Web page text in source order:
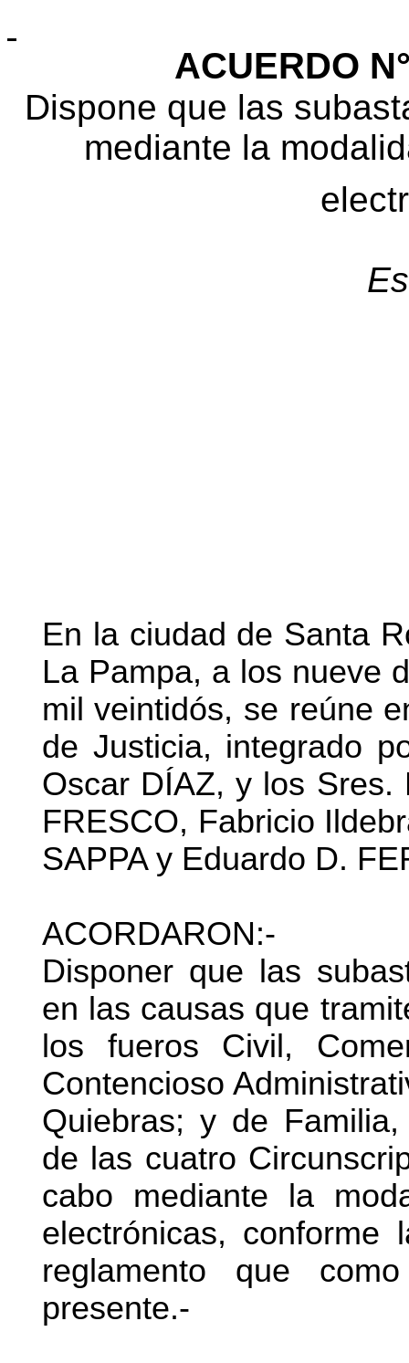
ACUERDO
Dispone que las
mediante la
En la ciudad de Santa
La Pampa, a los nueve
mil veintidós, se reúne
de Justicia, integrado
Oscar DÍAZ, y los Sres.
FRESCO, Fabricio
SAPPA y Eduardo D.
ACORDARON:-
Disponer que las
en las causas que
los fueros Civil,
Contencioso
Quiebras; y de
de las cuatro
cabo mediante la
electrónicas, conforme
reglamento que
presente.-